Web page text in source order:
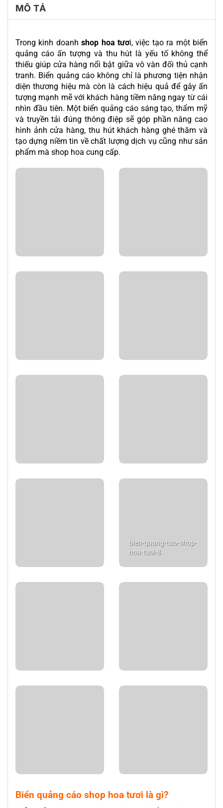
MÔ TẢ
Trong kinh doanhshop hoa tươi, việc tạo ra một biển
quảng cáo ấn tượng và thu hút là yếu tố không thể
thiếu giúp cửa hàng nổi bật giữa vô vàn đối thủ cạnh
tranh. Biển quảng cáo không chỉ là phương tiện nhận
diện thương hiệu mà còn là cách hiệu quả để gây ấn
tượng mạnh mẽ với khách hàng tiềm năng ngay từ cái
nhìn đầu tiên. Một biển quảng cáo sáng tạo, thẩm mỹ
và truyền tải đúng thông điệp sẽ góp phần nâng cao
hình ảnh cửa hàng, thu hút khách hàng ghé thăm và
tạo dựng niềm tin về chất lượng dịch vụ cũng như sản
phẩm mà shop hoa cung cấp.
bien-quang-cao-shop-
hoa-tuoi-8
Biển quảng cáo shop hoa tươi là gì?